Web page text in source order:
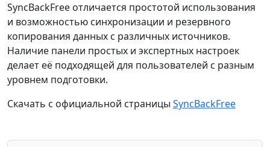
SyncBackFree отличается простотой использования
и возможностью синхронизации и резервного
копирования данных с различных источников.
Наличие панели простых и экспертных настроек
делает её подходящей для пользователей с разным
уровнем подготовки.
Скачать с официальной страницы SyncBackFree